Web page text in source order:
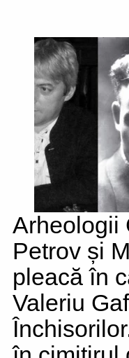
Arheologii
Petrov și
pleacă în
Valeriu